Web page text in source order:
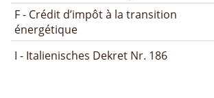
F - Crédit d’impôt à la transition
énergétique
I - Italienisches Dekret Nr. 186